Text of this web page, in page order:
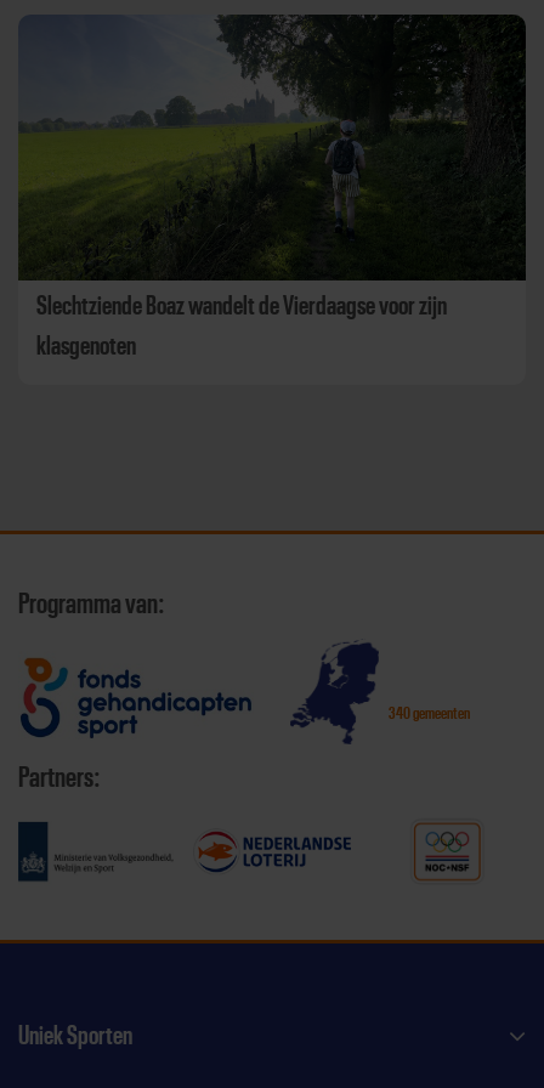
Slechtziende Boaz wandelt de Vierdaagse voor zijn
klasgenoten
Programma van:
340 gemeenten
Partners:
Uniek Sporten